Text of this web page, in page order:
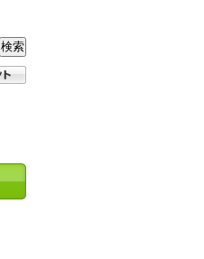
検索